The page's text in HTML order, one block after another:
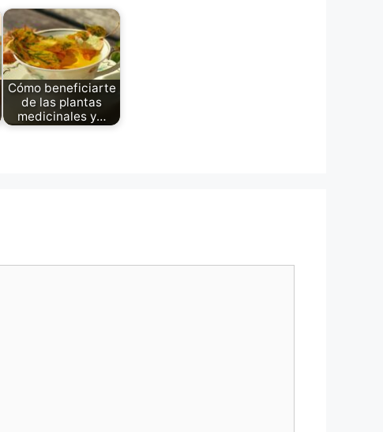
Cómo beneficiarte
de las plantas
medicinales y…